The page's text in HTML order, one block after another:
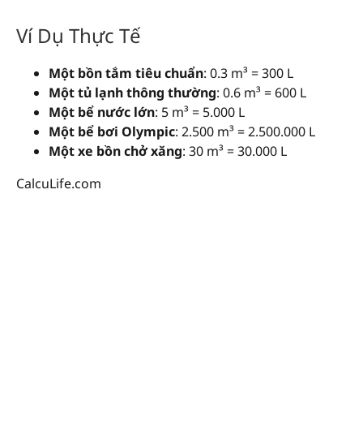
Ví Dụ Thực Tế
Một bồn tắm tiêu chuẩn: 0.3 m³ = 300 L
Một tủ lạnh thông thường: 0.6 m³ = 600 L
Một bể nước lớn: 5 m³ = 5.000 L
Một bể bơi Olympic: 2.500 m³ = 2.500.000 L
Một xe bồn chở xăng: 30 m³ = 30.000 L
CalcuLife.com